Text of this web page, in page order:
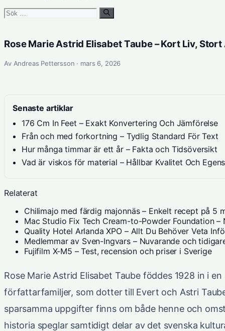
Sök
Rose Marie Astrid Elisabet Taube – Kort Liv, Stort
Av Andreas Pettersson · mars 6, 2026
Senaste artiklar
176 Cm In Feet – Exakt Konvertering Och Jämförelse
Från och med forkortning – Tydlig Standard För Text
Hur många timmar är ett år – Fakta och Tidsöversikt
Vad är viskos för material – Hållbar Kvalitet Och
Relaterat
Chilimajo med färdig majonnäs – Enkelt recept på 5
Mac Studio Fix Tech Cream-to-Powder Foundation
Quality Hotel Arlanda XPO – Allt Du Behöver Veta
Medlemmar av Sven-Ingvars – Nuvarande och
Fujifilm X-M5 – Test, recension och priser i Sverige
Rose Marie Astrid Elisabet Taube föddes 1928 in i
författarfamiljer, som dotter till Evert och Astri
sparsamma uppgifter finns om både henne och
historia speglar samtidigt delar av det svenska